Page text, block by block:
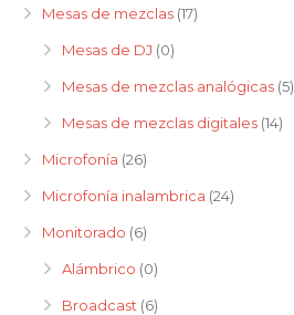
Mesas de mezclas (17)
Mesas de DJ (0)
Mesas de mezclas analógicas (5)
Mesas de mezclas digitales (14)
Microfonía (26)
Microfonía inalambrica (24)
Monitorado (6)
Alámbrico (0)
Broadcast (6)